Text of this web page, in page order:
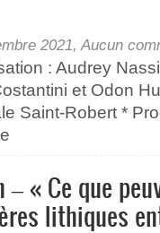
2021,Aucun
: Audrey
et Odon
Saint-Robert *
« Ce que
lithiques